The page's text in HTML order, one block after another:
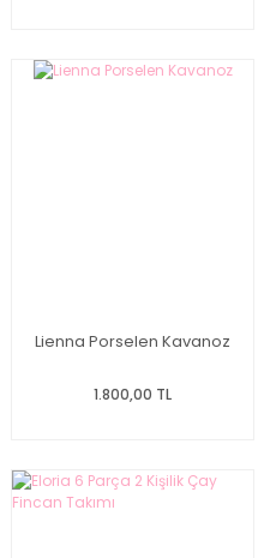
Lienna Porselen Kavanoz
1.800,00 TL